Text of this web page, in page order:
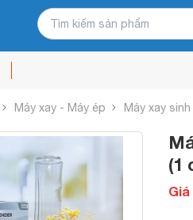
Máy xay - Máy ép Máy xay
(1